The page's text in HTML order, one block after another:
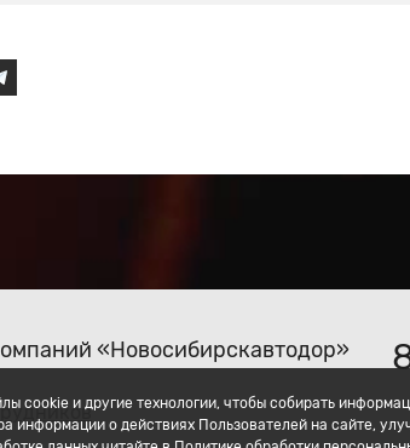
«Новосибирскавтодор»
cookie и другие технологии, чтобы собирать
информации о действиях Пользователей на сайте,